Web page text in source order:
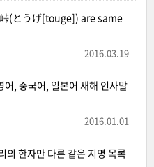
(とうげ[touge]) are same
2016.03.19
, 중국어, 일본어 새해 인사말
2016.01.01
한자만 다른 같은 지명 목록